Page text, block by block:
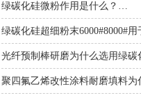
绿碳化硅微粉作用是什么？…
绿碳化硅超细粉末6000#8000#
光纤预制棒研磨为什么选用绿碳
聚四氟乙烯改性涂料耐磨填料